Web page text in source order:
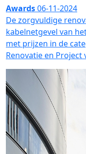
Awards06-11-2024
De zorgvuldige
kabelnetgevel van
met prijzen in de
Renovatie en Project